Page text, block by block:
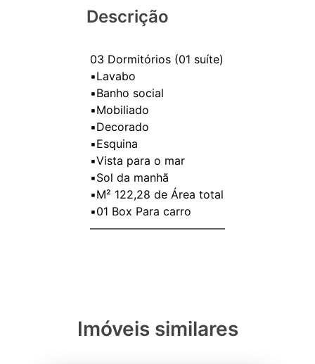
Descrição
03 Dormitórios (01 suíte)
▪️Lavabo
▪️Banho social
▪️Mobiliado
▪️Decorado
▪️Esquina
▪️Vista para o mar
▪️Sol da manhã
▪️M² 122,28 de Área total
▪️01 Box Para carro
————————————
Imóveis similares